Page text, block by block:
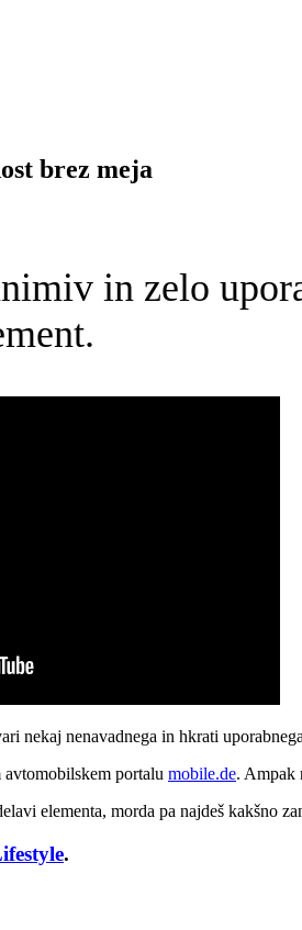
brez meja
in zelo
nekaj nenavadnega in hkrati
avtomobilskem portalu mobile.de. Ampak
elementa, morda pa najdeš kakšno
.